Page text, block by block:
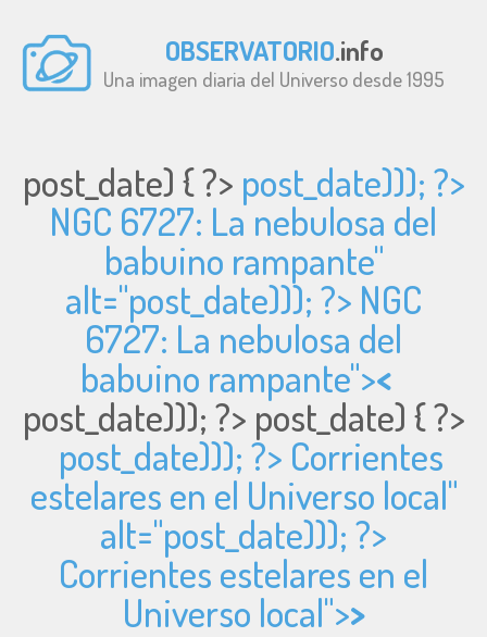
OBSERVATORIO.info
Una imagen diaria del Universo desde 1995
post_date) { ?> post_date))); ?>
NGC 6727: La nebulosa del
babuino rampante"
alt="post_date))); ?> NGC
6727: La nebulosa del
babuino rampante"><
post_date))); ?> post_date) { ?>
post_date))); ?> Corrientes
estelares en el Universo local"
alt="post_date))); ?>
Corrientes estelares en el
Universo local">>